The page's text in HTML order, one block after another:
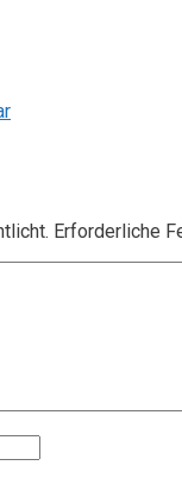
Erforderliche